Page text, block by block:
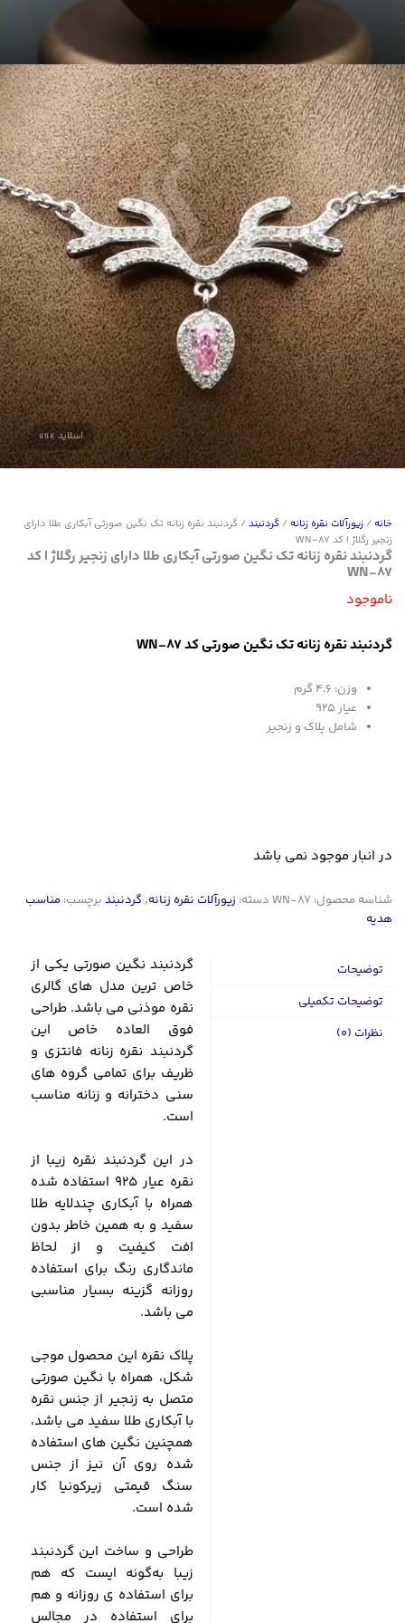
خانه / زیورآلات نقره زنانه / گردنبند / گردنبند نقره زنانه تک نگین صورتی آبکاری طلا دارای
زنجیر رگلاژ | کد WN-87
گردنبند نقره زنانه تک نگین صورتی آبکاری طلا دارای زنجیر رگلاژ | کد
WN-87
ناموجود
گردنبند نقره زنانه تک نگین صورتی کد WN-87
وزن: ۴.۶ گرم
عیار 925
شامل پلاک و زنجیر
در انبار موجود نمی باشد
شناسه محصول: WN-87 دسته: زیورآلات نقره زنانه, گردنبند برچسب: مناسب
هدیه
توضیحات
توضیحات تکمیلی
نظرات (0)
گردنبند نگین صورتی یکی از
خاص ترین مدل های گالری
نقره موذنی می باشد. طراحی
فوق العاده خاص این
گردنبند نقره زنانه فانتزی و
ظریف برای تمامی گروه های
سنی دخترانه و زنانه مناسب
است.
در این گردنبند نقره زیبا از
نقره عیار 925 استفاده شده
همراه با آبکاری چندلایه طلا
سفید و به همین خاطر بدون
افت کیفیت و از لحاظ
ماندگاری رنگ برای استفاده
روزانه گزینه بسیار مناسبی
می باشد.
پلاک نقره این محصول موجی
شکل، همراه با نگین صورتی
متصل به زنجیر از جنس نقره
با آبکاری طلا سفید می باشد،
همچنین نگین های استفاده
شده روی آن نیز از جنس
سنگ قیمتی زیرکونیا کار
شده است.
طراحی و ساخت این گردنبند
زیبا به‌گونه ایست که هم
برای استفاده ی روزانه و هم
برای استفاده در مجالس